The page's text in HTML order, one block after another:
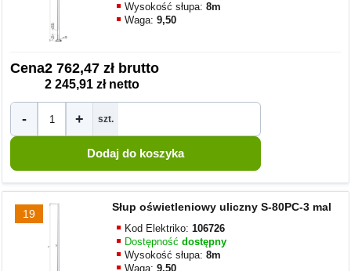
Wysokość słupa:8m
Waga:9,50
Cena2 762,47 zł brutto
2 245,91 zł netto
- + szt.
19
Słup oświetleniowy uliczny S-80PC-3 mal
Kod Elektriko:106726
Dostępnośćdostępny
Wysokość słupa:8m
Waga:9,50